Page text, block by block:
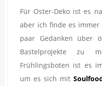
Für Oster-Deko ist es
aber ich finde es immer
paar Gedanken über
Bastelprojekte zu
Frühlingsboten ist es
um es sich mit